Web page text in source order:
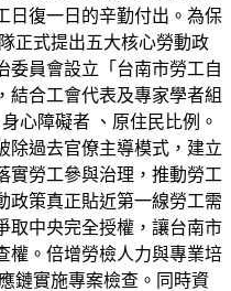
日復一日的辛勤付出。為保
正式提出五大核心勞動政
委員會設立「台南市勞工自
結合工會代表及專家學者組
心障礙者 、原住民比例。
除過去官僚主導模式，建立
實勞工參與治理，推動勞工
政策真正貼近第一線勞工需
取中央完全授權，讓台南市
權。倍增勞檢人力與專業培
鏈實施專案檢查。同時資